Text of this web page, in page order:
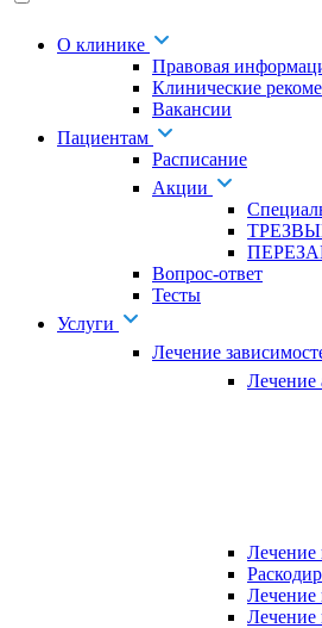
О клинике
Правовая
Клинические
Вакансии
Пациентам
Расписание
Акции
Вопрос-ответ
Тесты
Услуги
Лечение
Лечение
Лечение
Лечение
Лечение